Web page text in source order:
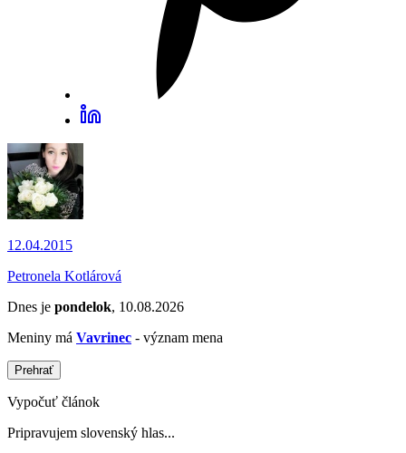
12.04.2015
Petronela Kotlárová
Dnes je pondelok, 10.08.2026
Meniny má Vavrinec - význam mena
Prehrať
Vypočuť článok
Pripravujem slovenský hlas...